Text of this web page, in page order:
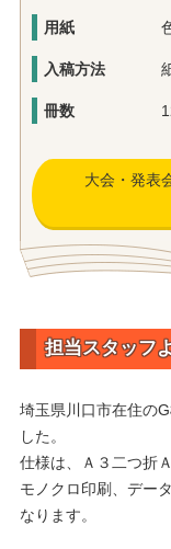
用紙
入稿方法
冊数
大会・発表
担当スタッフ
埼玉県川口市在住の
した。
仕様は、Ａ３二つ折
モノクロ印刷、デー
なります。